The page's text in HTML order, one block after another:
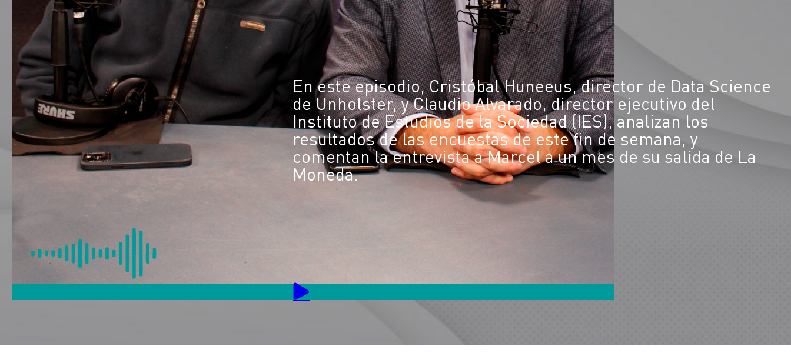
En este episodio, Cristóbal Huneeus, director de Data Science
de Unholster, y Claudio Alvarado, director ejecutivo del
Instituto de Estudios de la Sociedad (IES), analizan los
resultados de las encuestas de este fin de semana, y
comentan la entrevista a Marcel a un mes de su salida de La
Moneda.